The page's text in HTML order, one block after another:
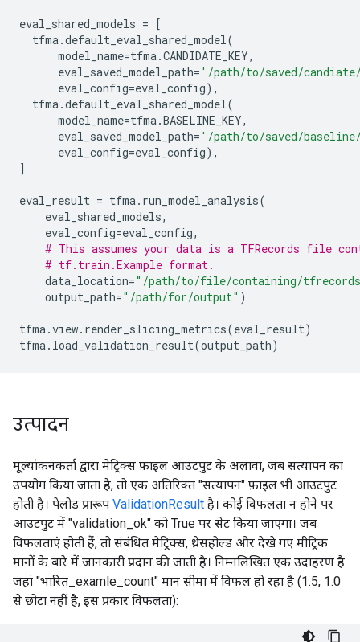
eval_shared_models = [
tfma.default_eval_shared_model(
model_name=tfma.CANDIDATE_KEY,
eval_saved_model_path= '/path/to/saved/
eval_config=eval_config),
tfma.default_eval_shared_model(
model_name=tfma.BASELINE_KEY,
eval_saved_model_path= '/path/to/saved/
eval_config=eval_config),
]
eval_result = tfma. run_model_analysis(
eval_shared_models,
eval_config=eval_config,
# This assumes your data is a TFRecords file
# tf.train.Example format.
data_location="/path/to/file/containing/
output_path="/path/for/output" )
tfma.view. render_slicing_metrics(eval_result)
tfma. load_validation_result(output_path)
उत्पादन
मूल्यांकनकर्ता द्वारा मेट्रिक्स फ़ाइल आउटपुट के अलावा, जब सत्यापन का
उपयोग किया जाता है, तो एक अतिरिक्त "सत्यापन" फ़ाइल भी आउटपुट
होती है। पेलोड प्रारूप ValidationResult है। कोई विफलता न होने पर
आउटपुट में "validation_ok" को True पर सेट किया जाएगा। जब
विफलताएं होती हैं, तो संबंधित मेट्रिक्स, थ्रेसहोल्ड और देखे गए मीट्रिक
मानों के बारे में जानकारी प्रदान की जाती है। निम्नलिखित एक उदाहरण है
जहां "भारित_examle_count" मान सीमा में विफल हो रहा है (1.5, 1.0
से छोटा नहीं है, इस प्रकार विफलता):